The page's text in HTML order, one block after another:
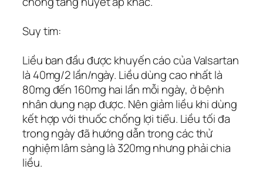
Suy tim:
Liều ban đầu được khuyến cáo của Valsartan
là 40mg/2 lần/ngày. Liều dùng cao nhất là
80mg đến 160mg hai lần mỗi ngày, ở bệnh
nhân dung nạp được. Nên giảm liều khi dùng
kết hợp với thuốc chống lợi tiểu. Liều tối đa
trong ngày đã hướng dẫn trong các thử
nghiệm lâm sàng là 320mg nhưng phải chia
liều.